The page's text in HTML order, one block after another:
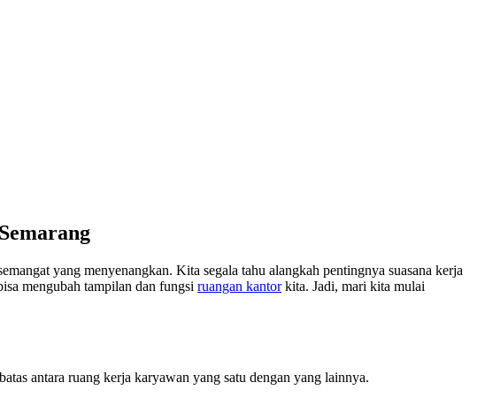
yang menyenangkan. Kita segala tahu alangkah pentingnya suasana kerja
mengubah tampilan dan fungsi ruangan kantorkita. Jadi, mari kita mulai
antara ruang kerja karyawan yang satu dengan yang lainnya.